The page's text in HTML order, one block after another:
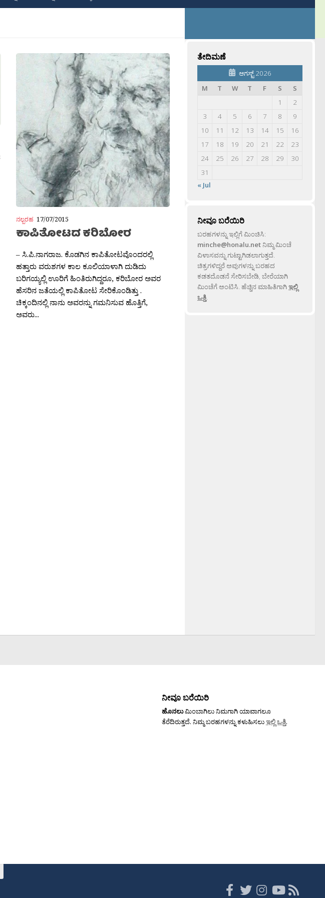
ನಲ್ಬರಹ 17/07/2015
ಕಾಪಿತೋಟದ ಕರಿಬೋರ
– ಸಿ.ಪಿ.ನಾಗರಾಜ. ಕೊಡಗಿನ ಕಾಪಿತೋಟವೊಂದರಲ್ಲಿ
ಹತ್ತಾರು ವರುಶಗಳ ಕಾಲ ಕೂಲಿಯಾಳಾಗಿ ದುಡಿದು
ಬರಿಗಯ್ಯಲ್ಲಿ ಊರಿಗೆ ಹಿಂತಿರುಗಿದ್ದರೂ, ಕರಿಬೋರ ಅವರ
ಹೆಸರಿನ ಜತೆಯಲ್ಲಿ ಕಾಪಿತೋಟ ಸೇರಿಕೊಂಡಿತ್ತು .
ಚಿಕ್ಕಂದಿನಲ್ಲಿ ನಾನು ಅವರನ್ನು ಗಮನಿಸುವ ಹೊತ್ತಿಗೆ,
ಅವರು...
ತೇದಿಮಣೆ
ಆಗಸ್ಟ್ 2026
M
T W T F S
S
1
2
3
4 5 6 7 8
9
10
11 12 13 14 15
16
17
18 19 20 21 22
23
24
25 26 27 28 29
30
31
« Jul
ನೀವೂ ಬರೆಯಿರಿ
ಬರಹಗಳನ್ನು ಇಲ್ಲಿಗೆ ಮಿಂಚಿಸಿ:
minche@honalu.netನಿಮ್ಮ ಮಿಂಚೆ
ವಿಳಾಸವನ್ನು ಗುಟ್ಟಾಗಿಡಲಾಗುತ್ತದೆ.
ಚಿತ್ರಗಳಿದ್ದರೆ ಅವುಗಳನ್ನು ಬರಹದ
ಕಡತದೊಡನೆ ಸೇರಿಸಬೇಡಿ, ಬೇರೆಯಾಗಿ
ಮಿಂಚೆಗೆ ಅಂಟಿಸಿ. ಹೆಚ್ಚಿನ ಮಾಹಿತಿಗಾಗಿಇಲ್ಲಿ
ಒತ್ತಿ.
ನೀವೂ ಬರೆಯಿರಿ
ಹೊನಲುಮಿಂಬಾಗಿಲು ನಿಮಗಾಗಿ ಯಾವಾಗಲೂ
ತೆರೆದಿರುತ್ತದೆ. ನಿಮ್ಮ ಬರಹಗಳನ್ನು ಕಳುಹಿಸಲುಇಲ್ಲಿ ಒತ್ತಿ.